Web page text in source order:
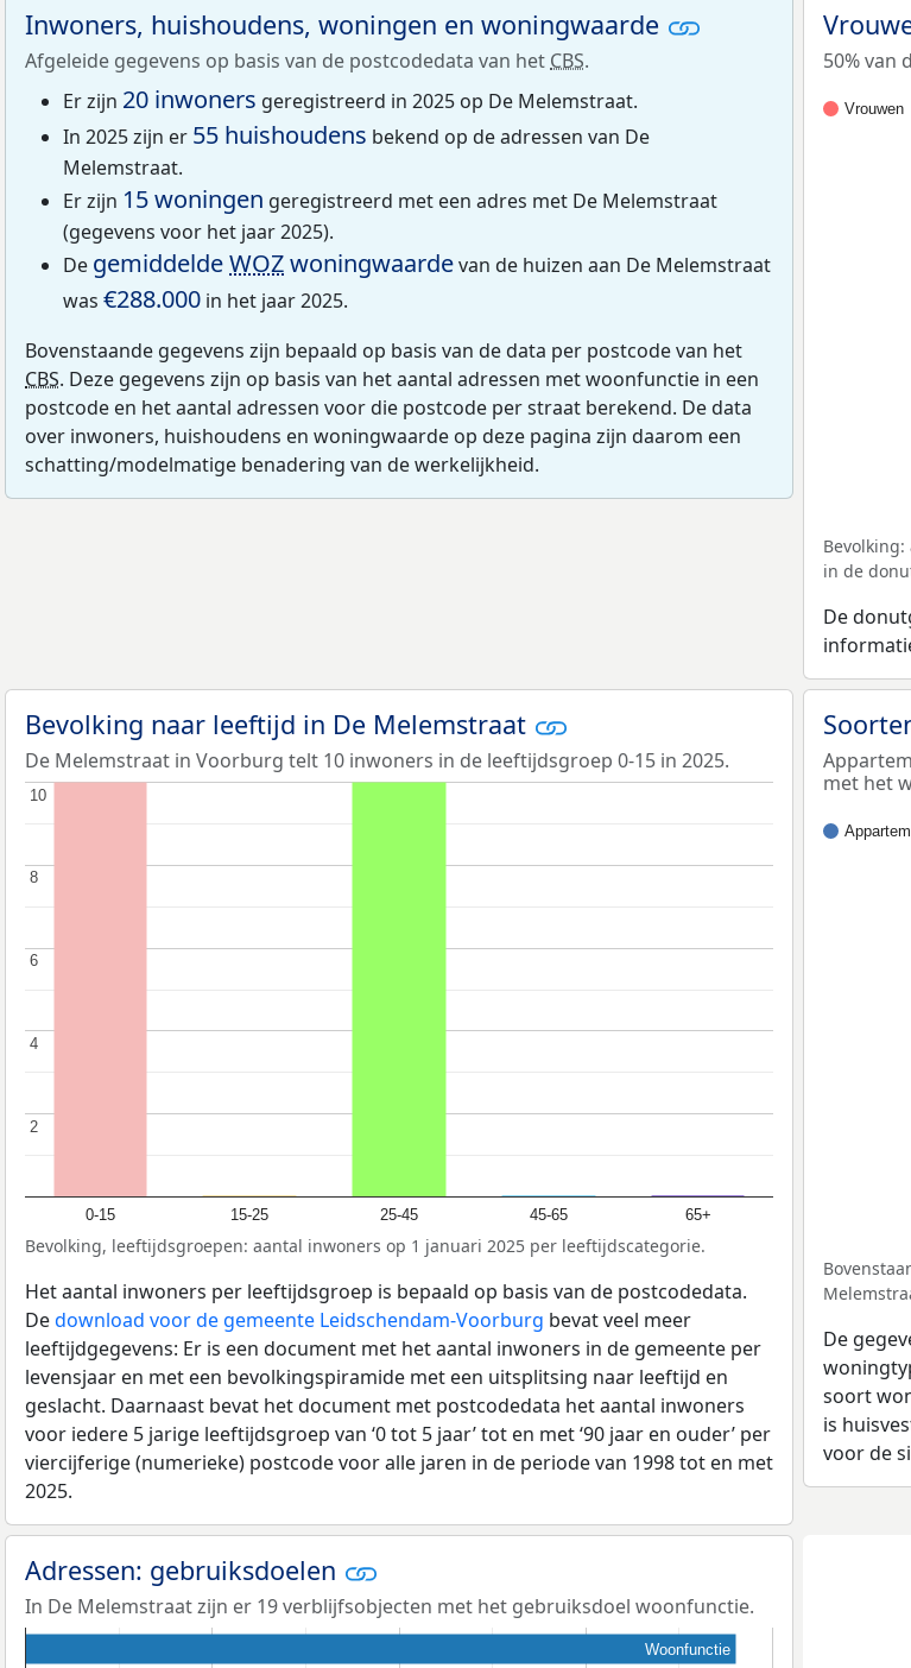
Inwoners, huishoudens, woningen en woningwaarde
Afgeleide gegevens op basis van de postcodedata van het CBS.
Er zijn 20 inwoners geregistreerd in 2025 op De Melemstraat.
In 2025 zijn er 55 huishoudens bekend op de adressen van De
Melemstraat.
Er zijn 15 woningen geregistreerd met een adres met De Melemstraat
(gegevens voor het jaar 2025).
De gemiddeldeWOZwoningwaardevan de huizen aan De Melemstraat
was €288.000 in het jaar 2025.
Bovenstaande gegevens zijn bepaald op basis van de data per postcode van het
CBS. Deze gegevens zijn op basis van het aantal adressen met woonfunctie in een
postcode en het aantal adressen voor die postcode per straat berekend. De data
over inwoners, huishoudens en woningwaarde op deze pagina zijn daarom een
schatting/modelmatige benadering van de werkelijkheid.
50% van
Vrouwen
in de
De
Bevolking naar leeftijd in De Melemstraat
De Melemstraat in Voorburg telt 10 inwoners in de leeftijdsgroep 0-15 in 2025.
0-15 15-25 25-45 45-65 65+
2
2
4
4
6
6
8
8
10
10
Bevolking, leeftijdsgroepen: aantal inwoners op 1 januari 2025 per leeftijdscategorie.
Het aantal inwoners per leeftijdsgroep is bepaald op basis van de postcodedata.
Dedownload voor de gemeente Leidschendam-Voorburg bevat veel meer
leeftijdgegevens: Er is een document met het aantal inwoners in de gemeente per
levensjaar en met een bevolkingspiramide met een uitsplitsing naar leeftijd en
geslacht. Daarnaast bevat het document met postcodedata het aantal inwoners
voor iedere 5 jarige leeftijdsgroep van ‘0 tot 5 jaar’ tot en met ‘90 jaar en ouder’ per
viercijferige (numerieke) postcode voor alle jaren in de periode van 1998 tot en met
2025.
met het
De
soort
is
voor de
Adressen: gebruiksdoelen
In De Melemstraat zijn er 19 verblijfsobjecten met het gebruiksdoel woonfunctie.
Woonfunctie